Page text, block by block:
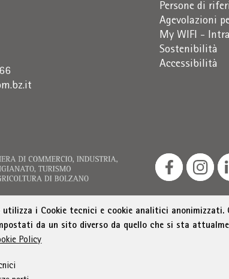
Persone di
Agevolazioni
My WIFI -
Sostenibilità
Accessibilità
Istituto per la promozione dello sviluppo
i Cookie tecnici e cookie analitici
da un sito diverso da quello che si sta
Policy